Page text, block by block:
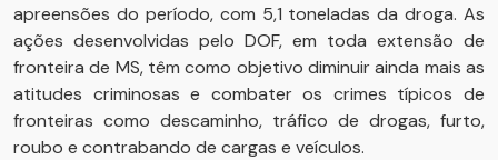
apreensões do período, com 5,1 toneladas da droga. As
ações desenvolvidas pelo DOF, em toda extensão de
fronteira de MS, têm como objetivo diminuir ainda mais as
atitudes criminosas e combater os crimes típicos de
fronteiras como descaminho, tráfico de drogas, furto,
roubo e contrabando de cargas e veículos.